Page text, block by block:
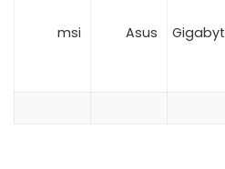
Asus
msi